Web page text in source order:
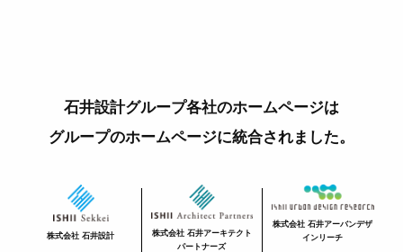
石井設計グループ各社のホームページは
グループのホームページに統合されました。
株式会社 石井設計
株式会社 石井アーキテクト
パートナーズ
株式会社 石井アーバンデザ
インリーチ